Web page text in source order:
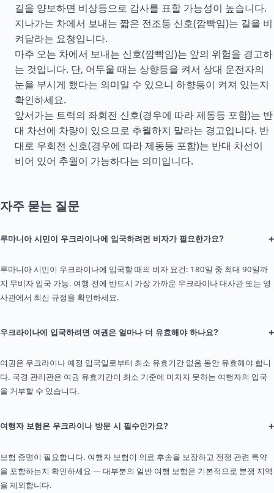
길을 양보하면 비상등으로 감사를 표할 가능성이 높습니다.
지나가는 차에서 보내는 짧은 전조등 신호(깜빡임)는 길을 비
켜달라는 요청입니다.
마주 오는 차에서 보내는 신호(깜빡임)는 앞의 위험을 경고하
는 것입니다. 단, 어두울 때는 상향등을 켜서 상대 운전자의
눈을 부시게 했다는 의미일 수 있으니 하향등이 켜져 있는지
확인하세요.
앞서가는 트럭의 좌회전 신호(경우에 따라 제동등 포함)는 반
대 차선에 차량이 있으므로 추월하지 말라는 경고입니다. 반
대로 우회전 신호(경우에 따라 제동등 포함)는 반대 차선이
비어 있어 추월이 가능하다는 의미입니다.
자주 묻는 질문
루마니아 시민이 우크라이나에 입국하려면 비자가 필요한가요? +
루마니아 시민이 우크라이나에 입국할 때의 비자 요건: 180일 중 최대 90일까
지 무비자 입국 가능. 여행 전에 반드시 가장 가까운 우크라이나 대사관 또는 영
사관에서 최신 규정을 확인하세요.
우크라이나에 입국하려면 여권은 얼마나 더 유효해야 하나요? +
여권은 우크라이나 예정 입국일로부터 최소 유효기간 없음 동안 유효해야 합니
다. 국경 관리관은 여권 유효기간이 최소 기준에 미치지 못하는 여행자의 입국
을 거부할 수 있습니다.
여행자 보험은 우크라이나 방문 시 필수인가요? +
보험 증명이 필요합니다. 여행자 보험이 의료 후송을 보장하고 전쟁 관련 특약
을 포함하는지 확인하세요 — 대부분의 일반 여행 보험은 기본적으로 분쟁 지역
을 제외합니다.